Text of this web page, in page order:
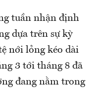
tuần nhận định
dựa trên sự kỳ
nới lỏng kéo dài
3 tới tháng 8 đã
đang nằm trong